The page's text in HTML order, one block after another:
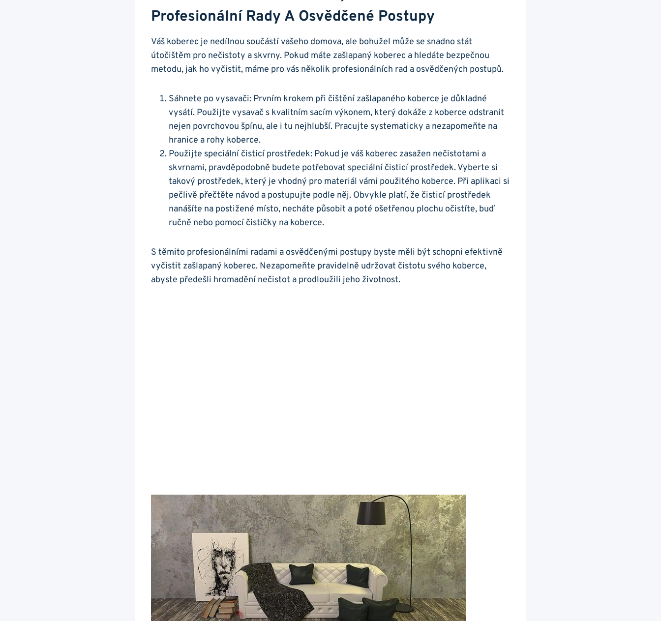
Profesionální Rady ⁣a​ Osvědčené Postupy
Váš koberec ‍je nedílnou součástí vašeho⁢ domova, ale bohužel může se ​snadno stát
útočištěm ​pro nečistoty a skvrny. Pokud máte zašlapaný koberec a hledáte bezpečnou ​
metodu, jak ho vyčistit, máme pro vás několik profesionálních rad‍ a osvědčených postupů.
Sáhnete ‌po⁣ vysavači: Prvním krokem při čištění zašlapaného koberce je ‍důkladné⁤
vysátí. Použijte vysavač s⁤ kvalitním sacím výkonem, který dokáže z ⁣koberce ⁣odstranit
nejen povrchovou špínu, ale i tu nejhlubší.⁤ Pracujte systematicky a nezapomeňte ‌na
hranice a rohy koberce.
Použijte speciální čisticí prostředek: Pokud je váš koberec ⁣zasažen ​nečistotami a
‍skvrnami, pravděpodobně budete potřebovat speciální čisticí prostředek. Vyberte si
takový prostředek, který je vhodný pro materiál vámi použitého koberce. Při ‍aplikaci si
pečlivě přečtěte návod⁣ a postupujte⁣ podle něj. Obvykle⁤ platí, že čisticí prostředek
nanášíte na postižené místo, necháte ​působit a poté ošetřenou⁣ plochu⁣ očistíte, buď
ručně nebo pomocí čističky na koberce.
S těmito⁤ profesionálními radami a osvědčenými postupy⁤ byste měli být schopni⁢ efektivně
vyčistit zašlapaný koberec. Nezapomeňte‌ pravidelně udržovat čistotu svého koberce,
abyste ‍předešli hromadění nečistot a prodloužili jeho životnost.